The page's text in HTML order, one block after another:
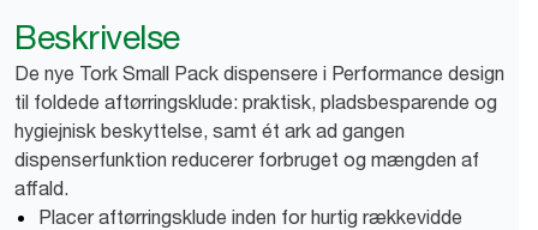
Beskrivelse
De nye Tork Small Pack dispensere i Performance design
til foldede aftørringsklude: praktisk, pladsbesparende og
hygiejnisk beskyttelse, samt ét ark ad gangen
dispenserfunktion reducerer forbruget og mængden af
affald.
Placer aftørringsklude inden for hurtig rækkevidde